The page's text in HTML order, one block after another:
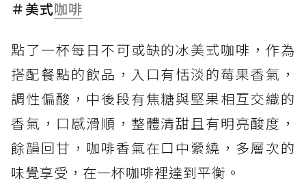
＃美式咖啡
點了一杯每日不可或缺的冰美式咖啡，作為
搭配餐點的飲品，入口有恬淡的莓果香氣，
調性偏酸，中後段有焦糖與堅果相互交織的
香氣，口感滑順，整體清甜且有明亮酸度，
餘韻回甘，咖啡香氣在口中縈繞，多層次的
味覺享受，在一杯咖啡裡達到平衡。